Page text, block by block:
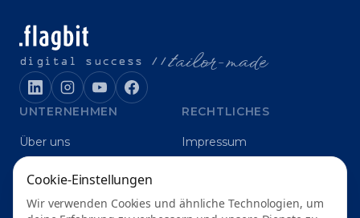
digital success //tailor-made
UNTERNEHMEN
Über uns
RECHTLICHES
Impressum
Cookie-Einstellungen
Wir verwenden Cookies und ähnliche Technologien, um